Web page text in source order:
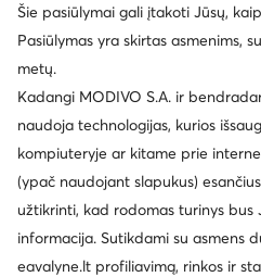
Šie pasiūlymai gali įtakoti Jūsų,
Pasiūlymas yra skirtas asmenims,
metų.
Kadangi MODIVO S.A. ir
naudoja technologijas, kurios
kompiuteryje ar kitame prie
(ypač naudojant slapukus)
užtikrinti, kad rodomas turinys
informacija. Sutikdami su asmens
eavalyne.lt profiliavimą, rinkos ir